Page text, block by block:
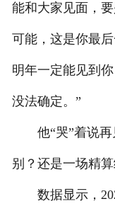
能和大家见面，
可能，这是你最
明年一定能见到
没法确定。”
他“哭”着说再
别？还是一场精
数据显示，